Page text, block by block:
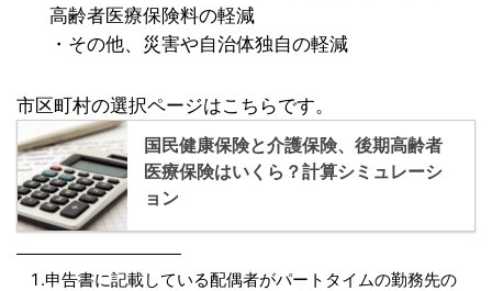
高齢者医療保険料の軽減
・その他、災害や自治体独自の軽減
市区町村の選択ページはこちらです。
国民健康保険と介護保険、後期高齢者
医療保険はいくら？計算シミュレーシ
ョン
申告書に記載している配偶者がパートタイムの勤務先の